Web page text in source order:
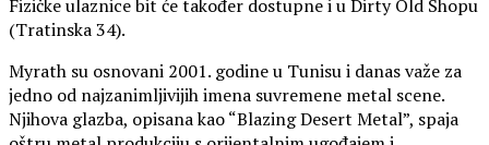
Fizičke ulaznice bit će također dostupne i u Dirty Old Shopu
(Tratinska 34).
Myrath su osnovani 2001. godine u Tunisu i danas važe za
jedno od najzanimljivijih imena suvremene metal scene.
Njihova glazba, opisana kao “Blazing Desert Metal”, spaja